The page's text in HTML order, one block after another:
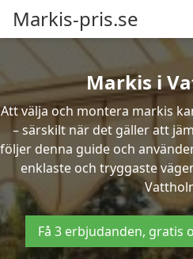
Markis-pris.se
Markis i
Att välja och montera markis
– särskilt när det gäller att
följer denna guide och
enklaste och tryggaste
Få 3 erbjudanden, gratis